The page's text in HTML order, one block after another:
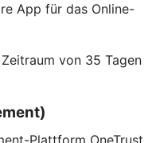
App für das Online-
von 35 Tagen
Plattform OneTrust,